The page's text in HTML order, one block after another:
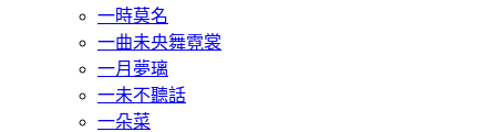
一時莫名
一曲未央舞霓裳
一月夢璃
一未不聽話
一朵菜